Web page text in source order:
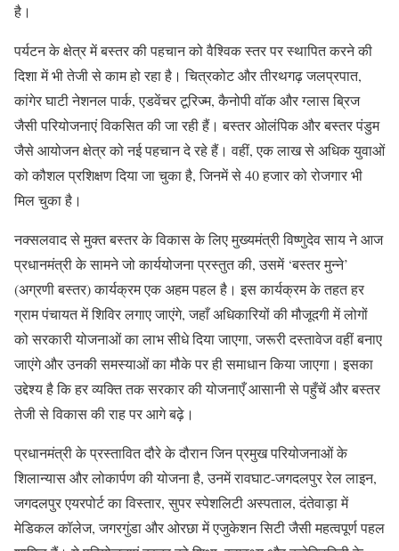
है।
पर्यटन के क्षेत्र में बस्तर की पहचान को वैश्विक स्तर पर स्थापित करने की
दिशा में भी तेजी से काम हो रहा है। चित्रकोट और तीरथगढ़ जलप्रपात,
कांगेर घाटी नेशनल पार्क, एडवेंचर टूरिज्म, कैनोपी वॉक और ग्लास ब्रिज
जैसी परियोजनाएं विकसित की जा रही हैं। बस्तर ओलंपिक और बस्तर पंडुम
जैसे आयोजन क्षेत्र को नई पहचान दे रहे हैं। वहीं, एक लाख से अधिक युवाओं
को कौशल प्रशिक्षण दिया जा चुका है, जिनमें से 40 हजार को रोजगार भी
मिल चुका है।
नक्सलवाद से मुक्त बस्तर के विकास के लिए मुख्यमंत्री विष्णुदेव साय ने आज
प्रधानमंत्री के सामने जो कार्ययोजना प्रस्तुत की, उसमें ‘बस्तर मुन्ने’
(अग्रणी बस्तर) कार्यक्रम एक अहम पहल है। इस कार्यक्रम के तहत हर
ग्राम पंचायत में शिविर लगाए जाएंगे, जहाँ अधिकारियों की मौजूदगी में लोगों
को सरकारी योजनाओं का लाभ सीधे दिया जाएगा, जरूरी दस्तावेज वहीं बनाए
जाएंगे और उनकी समस्याओं का मौके पर ही समाधान किया जाएगा। इसका
उद्देश्य है कि हर व्यक्ति तक सरकार की योजनाएँ आसानी से पहुँचें और बस्तर
तेजी से विकास की राह पर आगे बढ़े।
प्रधानमंत्री के प्रस्तावित दौरे के दौरान जिन प्रमुख परियोजनाओं के
शिलान्यास और लोकार्पण की योजना है, उनमें रावघाट-जगदलपुर रेल लाइन,
जगदलपुर एयरपोर्ट का विस्तार, सुपर स्पेशलिटी अस्पताल, दंतेवाड़ा में
मेडिकल कॉलेज, जगरगुंडा और ओरछा में एजुकेशन सिटी जैसी महत्वपूर्ण पहल